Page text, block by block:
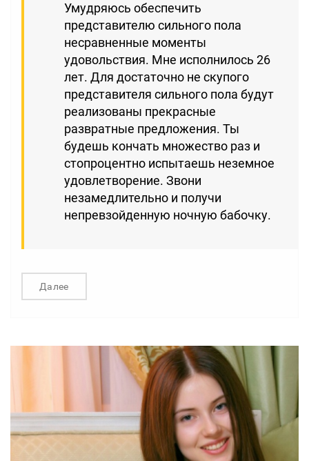
Умудряюсь обеспечить
представителю сильного пола
несравненные моменты
удовольствия. Мне исполнилось 26
лет. Для достаточно не скупого
представителя сильного пола будут
реализованы прекрасные
развратные предложения. Ты
будешь кончать множество раз и
стопроцентно испытаешь неземное
удовлетворение. Звони
незамедлительно и получи
непревзойденную ночную бабочку.
Далее